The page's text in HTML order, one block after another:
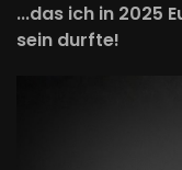
...das ich in 2025
sein durfte!